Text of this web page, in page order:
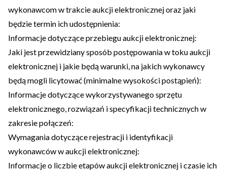
wykonawcom w trakcie aukcji elektronicznej oraz jaki
będzie termin ich udostępnienia:
Informacje dotyczące przebiegu aukcji elektronicznej:
Jaki jest przewidziany sposób postępowania w toku aukcji
elektronicznej i jakie będą warunki, na jakich wykonawcy
będą mogli licytować (minimalne wysokości postąpień):
Informacje dotyczące wykorzystywanego sprzętu
elektronicznego, rozwiązań i specyfikacji technicznych w
zakresie połączeń:
Wymagania dotyczące rejestracji i identyfikacji
wykonawców w aukcji elektronicznej:
Informacje o liczbie etapów aukcji elektronicznej i czasie ich